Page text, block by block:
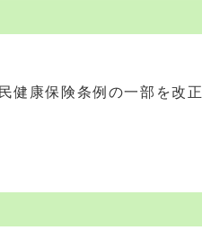
健康保険条例の一部を改正